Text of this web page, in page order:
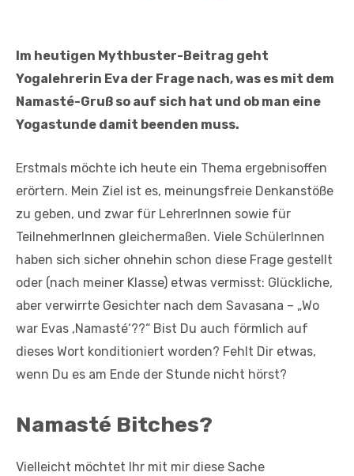
Im heutigen Mythbuster-Beitrag geht
Yogalehrerin Eva der Frage nach, was es mit dem
Namasté-Gruß so auf sich hat und ob man eine
Yogastunde damit beenden muss.
Erstmals möchte ich heute ein Thema ergebnisoffen
erörtern. Mein Ziel ist es, meinungsfreie Denkanstöße
zu geben, und zwar für LehrerInnen sowie für
TeilnehmerInnen gleichermaßen. Viele SchülerInnen
haben sich sicher ohnehin schon diese Frage gestellt
oder (nach meiner Klasse) etwas vermisst: Glückliche,
aber verwirrte Gesichter nach dem Savasana – „Wo
war Evas ‚Namasté‘??“ Bist Du auch förmlich auf
dieses Wort konditioniert worden? Fehlt Dir etwas,
wenn Du es am Ende der Stunde nicht hörst?
Namasté Bitches?
Vielleicht möchtet Ihr mit mir diese Sache